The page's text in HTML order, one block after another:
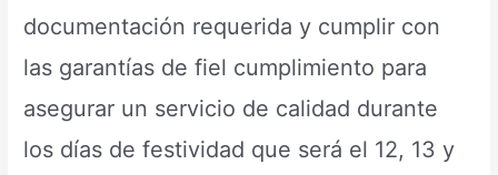
documentación requerida y cumplir con
las garantías de fiel cumplimiento para
asegurar un servicio de calidad durante
los días de festividad que será el 12, 13 y